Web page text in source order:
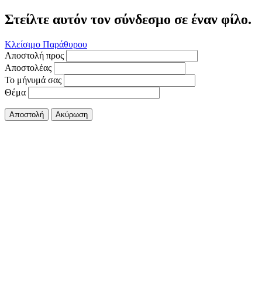
Στείλτε αυτόν τον σύνδεσμο σε έναν φίλο.
Κλείσιμο Παράθυρου
Αποστολή προς
Αποστολέας
Το μήνυμά σας
Θέμα
Αποστολή Ακύρωση